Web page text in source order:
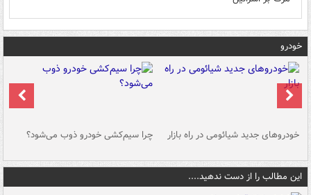
خودرو
خودروهای جدید شیائومی در راه بازار چرا سیم‌کشی خودرو ذوب می‌شود؟
این مطالب را از دست ندهید....